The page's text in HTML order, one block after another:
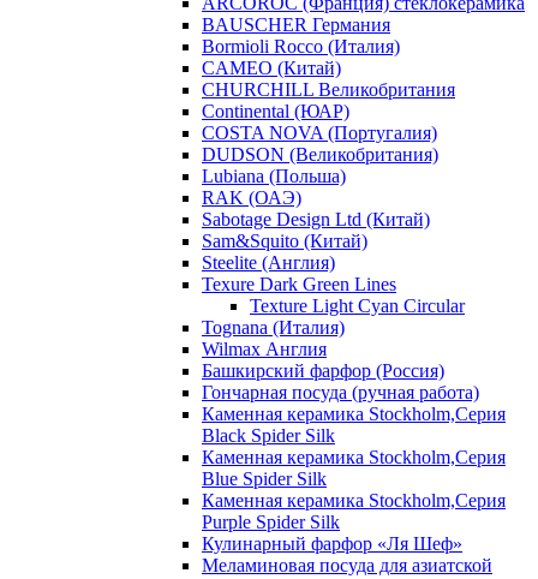
BAUSCHER Германия
Bormioli Rocco (Италия)
CAMEO (Китай)
CHURCHILL Великобритания
Continental (ЮАР)
COSTA NOVA (Португалия)
DUDSON (Великобритания)
Lubiana (Польша)
RAK (ОАЭ)
Sabotage Design Ltd (Китай)
Sam&Squito (Китай)
Steelite (Англия)
Texure Dark Green Lines
Texture Light Cyan Circular
Tognana (Италия)
Wilmax Англия
Башкирский фарфор (Россия)
Гончарная посуда (ручная работа)
Каменная керамика Stockholm,Серия
Black Spider Silk
Каменная керамика Stockholm,Серия
Blue Spider Silk
Каменная керамика Stockholm,Серия
Purple Spider Silk
Кулинарный фарфор «Ля Шеф»
Меламиновая посуда для азиатской